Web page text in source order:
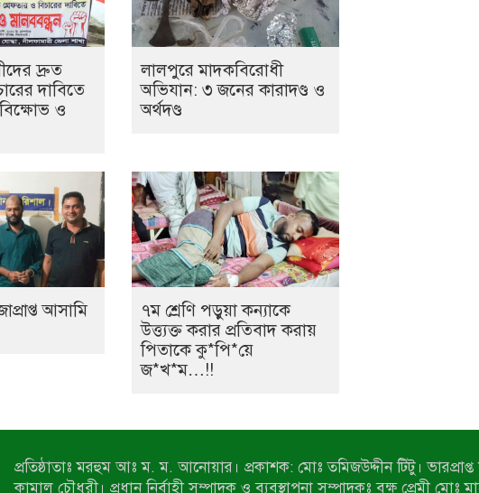
দ্রুত
দাবিতে
ও
লালপুরে মাদকবিরোধী
অভিযান: ৩ জনের কারাদণ্ড ও
অর্থদণ্ড
আসামি
৭ম শ্রেণি পড়ুয়া কন্যাকে
উত্ত্যক্ত করার প্রতিবাদ করায়
পিতাকে কু*পি*য়ে
জ*খ*ম…!!
প্রতিষ্ঠাতাঃ মরহুম আঃ ম. ম. আনোয়ার। প্রকাশক: মোঃ তমিজউদ্দীন টিটু।
কামাল চৌধুরী। প্রধান নির্বাহী সম্পাদক ও ব্যবস্থাপনা সম্পাদকঃ বৃক্ষ প্রেমী মোঃ